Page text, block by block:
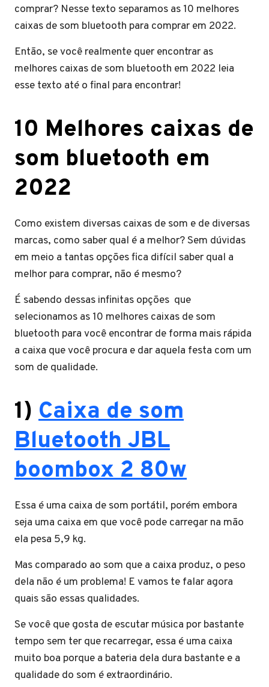
comprar? Nesse texto separamos as 10 melhores
caixas de som bluetooth para comprar em 2022.
Então, se você realmente quer encontrar as
melhores caixas de som bluetooth em 2022 leia
esse texto até o final para encontrar!
10 Melhores caixas de
som bluetooth em
2022
Como existem diversas caixas de som e de diversas
marcas, como saber qual é a melhor? Sem dúvidas
em meio a tantas opções fica difícil saber qual a
melhor para comprar, não é mesmo?
É sabendo dessas infinitas opções que
selecionamos as 10 melhores caixas de som
bluetooth para você encontrar de forma mais rápida
a caixa que você procura e dar aquela festa com um
som de qualidade.
1) Caixa desom
Bluetooth JBL
boombox 2 80w
Essa é uma caixa de som portátil, porém embora
seja uma caixa em que você pode carregar na mão
ela pesa 5,9 kg.
Mas comparado ao som que a caixa produz, o peso
dela não é um problema! E vamos te falar agora
quais são essas qualidades.
Se você que gosta de escutar música por bastante
tempo sem ter que recarregar, essa é uma caixa
muito boa porque a bateria dela dura bastante e a
qualidade do som é extraordinário.